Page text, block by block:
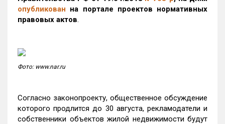
опубликован на портале проектов нормативных
правовых актов.
Фото: www.nar.ru
Согласно законопроекту, общественное обсуждение
которого продлится до 30 августа, рекламодатели и
собственники объектов жилой недвижимости будут